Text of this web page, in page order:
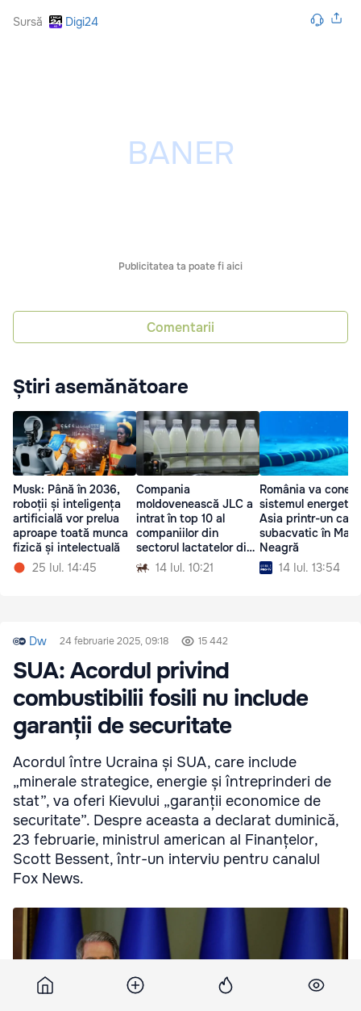
Sursă Digi24
Publicitatea ta poate fi aici
Comentarii
Știri asemănătoare
Musk: Până în 2036,
roboții și inteligența
artificială vor prelua
aproape toată munca
fizică și intelectuală
25 Iul. 14:45
Compania
moldovenească JLC a
intrat în top 10 al
companiilor din
sectorul lactatelor din
România
14 Iul. 10:21
România va
sistemul energetic
Asia printr-un
subacvatic în
Neagră
14 Iul. 13:54
Dw 24 februarie 2025, 09:18 15 442
SUA: Acordul privind
combustibilii fosili nu include
garanții de securitate
Acordul între Ucraina și SUA, care include
„minerale strategice, energie și întreprinderi de
stat”, va oferi Kievului „garanții economice de
securitate”. Despre aceasta a declarat duminică,
23 februarie, ministrul american al Finanțelor,
Scott Bessent, într-un interviu pentru canalul
Fox News.